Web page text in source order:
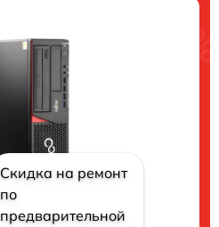
Скидка на ремонт
по
предварительной